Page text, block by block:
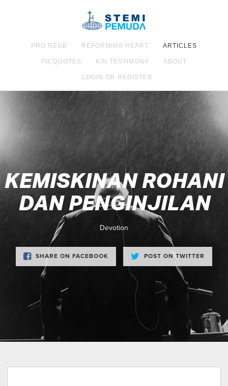
PRO REGE REFORMING HEART ARTICLES
PICQUOTES KIN TESTIMONY ABOUT
LOGIN OR REGISTER
KEMISKINAN ROHANI
DAN PENGINJILAN
Devotion
SHARE ON FACEBOOK POST ON TWITTER